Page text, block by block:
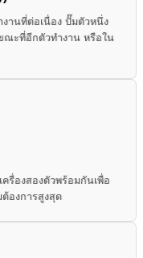
งานที่ต่อเนื่อง ปั๊มตัวหนึ่ง
ณะที่อีกตัวทำงาน หรือใน
ครื่องสองตัวพร้อมกันเพื่อ
ต้องการสูงสุด